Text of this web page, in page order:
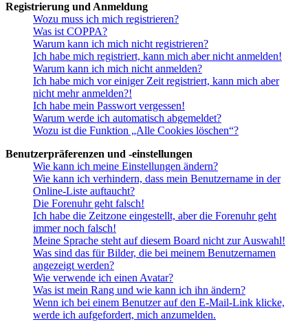
Registrierung und Anmeldung
Wozu muss ich mich registrieren?
Was ist COPPA?
Warum kann ich mich nicht registrieren?
Ich habe mich registriert, kann mich aber nicht anmelden!
Warum kann ich mich nicht anmelden?
Ich habe mich vor einiger Zeit registriert, kann mich aber
nicht mehr anmelden?!
Ich habe mein Passwort vergessen!
Warum werde ich automatisch abgemeldet?
Wozu ist die Funktion „Alle Cookies löschen“?
Benutzerpräferenzen und -einstellungen
Wie kann ich meine Einstellungen ändern?
Wie kann ich verhindern, dass mein Benutzername in der
Online-Liste auftaucht?
Die Forenuhr geht falsch!
Ich habe die Zeitzone eingestellt, aber die Forenuhr geht
immer noch falsch!
Meine Sprache steht auf diesem Board nicht zur Auswahl!
Was sind das für Bilder, die bei meinem Benutzernamen
angezeigt werden?
Wie verwende ich einen Avatar?
Was ist mein Rang und wie kann ich ihn ändern?
Wenn ich bei einem Benutzer auf den E-Mail-Link klicke,
werde ich aufgefordert, mich anzumelden.